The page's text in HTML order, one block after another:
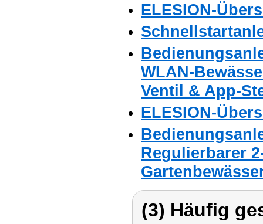
ELESION-
WLAN-
Ventil & App-
ELESION-
Regulierbarer
(3) Häufig